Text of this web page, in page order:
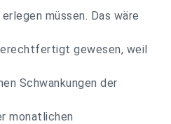
müssen. Das wäre
gewesen, weil
Schwankungen der
monatlichen